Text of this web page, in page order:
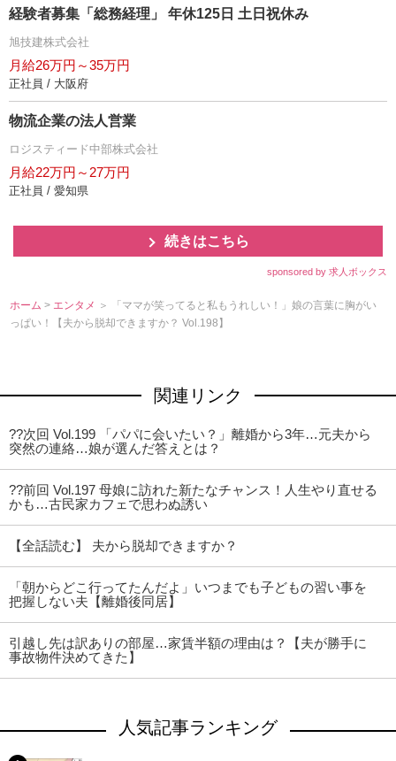
経験者募集「総務経理」 年休125日 土日祝休み
旭技建株式会社
月給26万円～35万円
正社員 / 大阪府
物流企業の法人営業
ロジスティード中部株式会社
月給22万円～27万円
正社員 / 愛知県
続きはこちら
sponsored by 求人ボックス
ホーム > エンタメ ＞ 「ママが笑ってると私もうれしい！」娘の言葉に胸がい
っぱい！【夫から脱却できますか？ Vol.198】
関連リンク
??次回 Vol.199 「パパに会いたい？」離婚から3年…元夫から
突然の連絡…娘が選んだ答えとは？
??前回 Vol.197 母娘に訪れた新たなチャンス！人生やり直せる
かも…古民家カフェで思わぬ誘い
【全話読む】 夫から脱却できますか？
「朝からどこ行ってたんだよ」いつまでも子どもの習い事を
把握しない夫【離婚後同居】
引越し先は訳ありの部屋…家賃半額の理由は？【夫が勝手に
事故物件決めてきた】
人気記事ランキング